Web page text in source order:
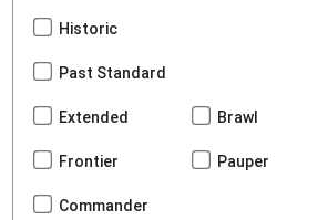
Historic
Past Standard
Extended Brawl
Frontier Pauper
Commander